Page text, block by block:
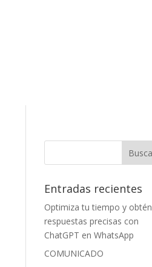
Entradas recientes
Optimiza tu tiempo y obtén
respuestas precisas con
ChatGPT en WhatsApp
COMUNICADO